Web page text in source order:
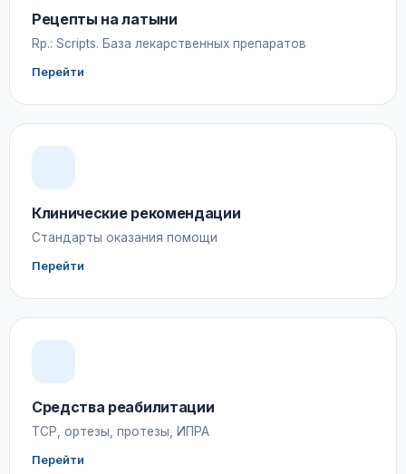
Рецепты на латыни
Rp.: Scripts. База лекарственных препаратов
Перейти
Клинические рекомендации
Стандарты оказания помощи
Перейти
Средства реабилитации
ТСР, ортезы, протезы, ИПРА
Перейти